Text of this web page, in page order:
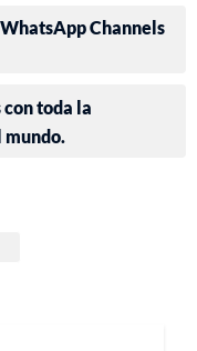
Channels
toda la